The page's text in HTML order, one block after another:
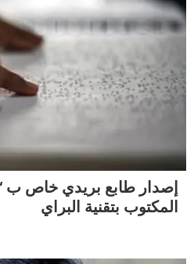
إصدار طابع بريدي خاص ب
المكتوب بتقنية البراي